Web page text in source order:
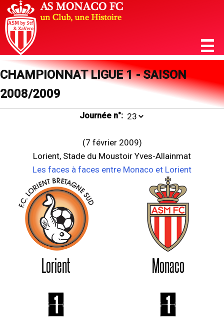
CHAMPIONNAT LIGUE 1 - SAISON
2008/2009
Journée n°:
(7 février 2009)
Lorient, Stade du Moustoir Yves-Allainmat
Les faces à faces entre Monaco et Lorient
Lorient Monaco
1 1